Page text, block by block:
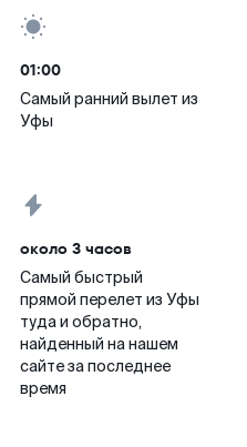
01:00
Самый ранний вылет из
Уфы
около 3 часов
Самый быстрый
прямой перелет из Уфы
туда и обратно,
найденный на нашем
сайте за последнее
время